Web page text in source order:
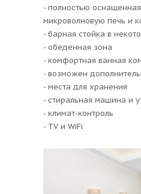
- полностью
микроволновую печь и
- барная стойка в
- обеденная зона
- комфортная ванная
- возможен
- места для хранения
- стиральная машина и
- климат-контроль
- TV и WiFi